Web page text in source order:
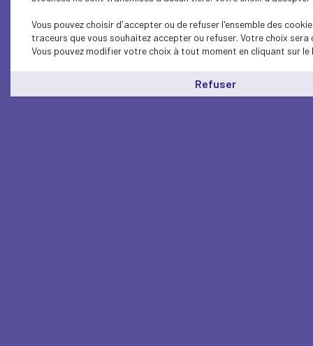
Vous pouvez choisir d'accepter ou de refuser l'ensemble des
traceurs que vous souhaitez accepter ou refuser. Votre choix
Vous pouvez modifier votre choix à tout moment en cliquant sur le
Refuser